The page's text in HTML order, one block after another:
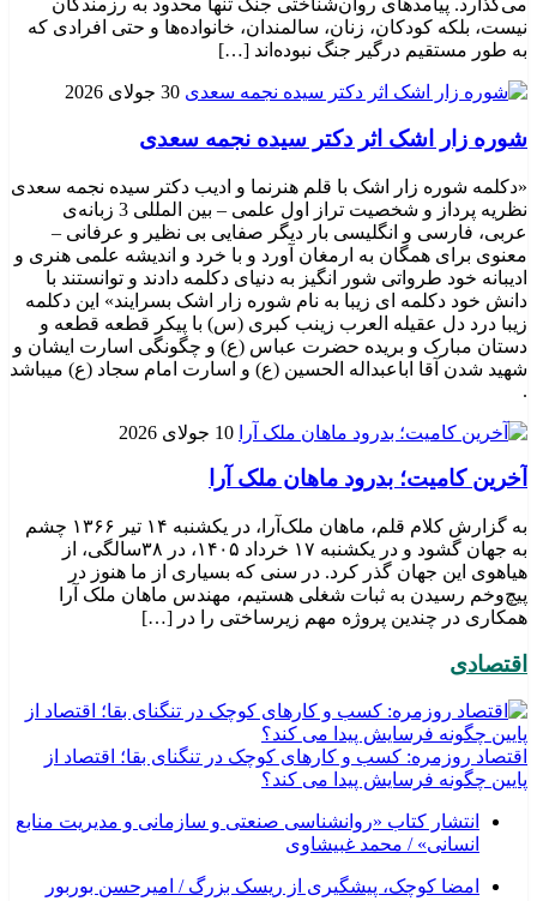
می‌گذارد. پیامدهای روان‌شناختی جنگ تنها محدود به رزمندگان
نیست، بلکه کودکان، زنان، سالمندان، خانواده‌ها و حتی افرادی که
به طور مستقیم درگیر جنگ نبوده‌اند […]
30 جولای 2026
شوره زار اشک اثر دکتر سیده نجمه سعدی
«دکلمه شوره زار اشک با قلم هنرنما و ادیب دکتر سیده نجمه سعدی
نظریه پرداز و شخصیت تراز اول علمی – بین المللی 3 زبانه‌ی
عربی، فارسی و انگلیسی بار دیگر صفایی بی نظیر و عرفانی –
معنوی برای همگان به ارمغان آورد و با خرد و اندیشه علمی هنری و
ادیبانه خود طرواتی شور انگیز به دنیای دکلمه دادند و توانستند با
دانش خود دکلمه ای زیبا به نام شوره زار اشک بسرایند» این دکلمه
زیبا درد دل عقیله العرب زینب کبری (س) با پیکر قطعه قطعه و
دستان مبارک و بریده حضرت عباس (ع) و چگونگی اسارت ایشان و
شهید شدن آقا اباعبداله الحسین (ع) و اسارت امام سجاد (ع) میباشد
.
10 جولای 2026
​آخرین کامیت؛ بدرود ماهان ملک آرا
به گزارش کلام قلم، ماهان ملک‌آرا، در یکشنبه ۱۴ تیر ۱۳۶۶ چشم
به جهان گشود و در یکشنبه ۱۷ خرداد ۱۴۰۵، در ۳۸سالگی، از
هیاهوی این جهان گذر کرد. در سنی که بسیاری از ما هنوز در
پیچ‌وخم رسیدن به ثبات شغلی هستیم، مهندس ماهان ملک آرا
همکاری در چندین پروژه مهم زیرساختی را در […]
اقتصادی
اقتصاد روزمره: کسب‌ و کارهای کوچک در تنگنای بقا؛ اقتصاد از
پایین چگونه فرسایش پیدا می کند؟
انتشار کتاب «روانشناسی صنعتی و سازمانی و مدیریت منابع
انسانی» / محمد غبیشاوی
امضا کوچک، پیشگیری از ریسک بزرگ / امیرحسن بوربور